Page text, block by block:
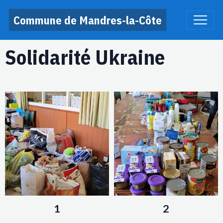
Commune de Mandres-la-Côte
Solidarité Ukraine
1 2